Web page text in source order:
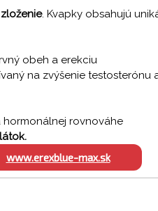
. Kvapky obsahujú
obeh a erekciu
na zvýšenie testosterónu
rovnováhe
www.erexblue-max.sk